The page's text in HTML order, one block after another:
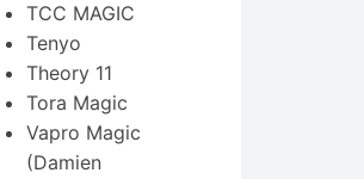
TCC MAGIC
Tenyo
Theory 11
Tora Magic
Vapro Magic
(Damien